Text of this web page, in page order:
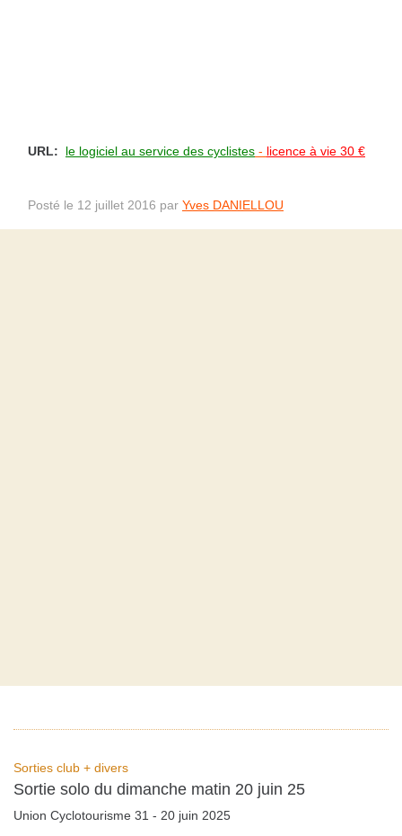
URL: le logiciel au service des cyclistes - licence à vie 30 €
Posté le 12 juillet 2016 par Yves DANIELLOU
Sorties club + divers
Sortie solo du dimanche matin 20 juin 25
Union Cyclotourisme 31 - 20 juin 2025